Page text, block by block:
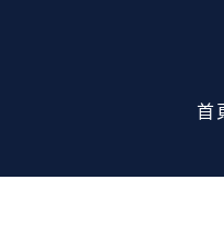
首